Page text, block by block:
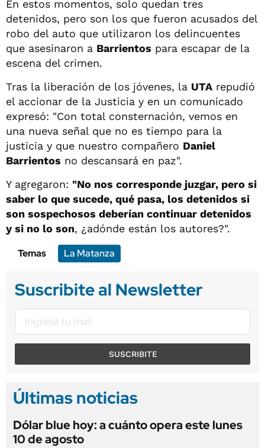
En estos momentos, solo quedan tres
detenidos, pero son los que fueron acusados del
robo del auto que utilizaron los delincuentes
que asesinaron a Barrientos para escapar de la
escena del crimen.
Tras la liberación de los jóvenes, la UTA repudió
el accionar de la Justicia y en un comunicado
expresó: "Con total consternación, vemos en
una nueva señal que no es tiempo para la
justicia y que nuestro compañero Daniel
Barrientos no descansará en paz".
Y agregaron: "No nos corresponde juzgar, pero si
saber lo que sucede, qué pasa, los detenidos si
son sospechosos deberían continuar detenidos
y si no lo son, ¿adónde están los autores?".
Temas
La Matanza
Suscribite al Newsletter
SUSCRIBITE
Últimas noticias
Dólar blue hoy: a cuánto opera este lunes
10 de agosto